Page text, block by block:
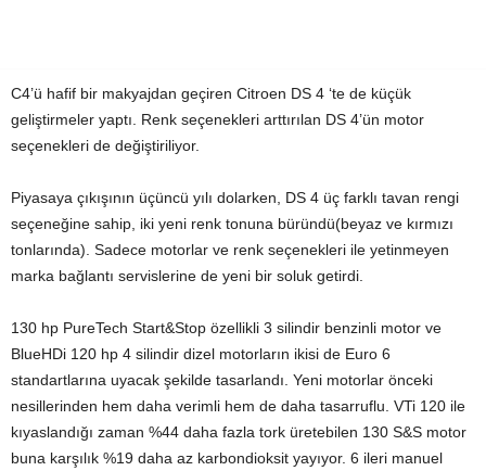
C4’ü hafif bir makyajdan geçiren Citroen DS 4 ‘te de küçük
geliştirmeler yaptı. Renk seçenekleri arttırılan DS 4’ün motor
seçenekleri de değiştiriliyor.
Piyasaya çıkışının üçüncü yılı dolarken, DS 4 üç farklı tavan rengi
seçeneğine sahip, iki yeni renk tonuna büründü(beyaz ve kırmızı
tonlarında). Sadece motorlar ve renk seçenekleri ile yetinmeyen
marka bağlantı servislerine de yeni bir soluk getirdi.
130 hp PureTech Start&Stop özellikli 3 silindir benzinli motor ve
BlueHDi 120 hp 4 silindir dizel motorların ikisi de Euro 6
standartlarına uyacak şekilde tasarlandı. Yeni motorlar önceki
nesillerinden hem daha verimli hem de daha tasarruflu. VTi 120 ile
kıyaslandığı zaman %44 daha fazla tork üretebilen 130 S&S motor
buna karşılık %19 daha az karbondioksit yayıyor. 6 ileri manuel